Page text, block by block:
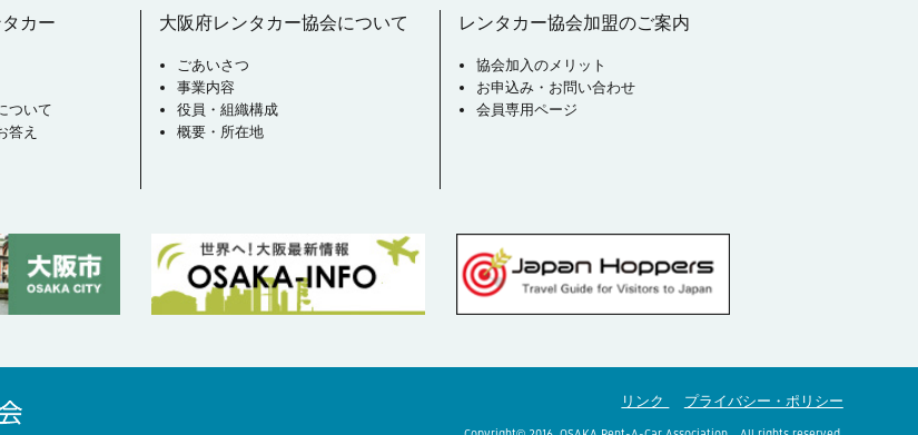
カー
ついて
答え
大阪府レンタカー協会について
ごあいさつ
事業内容
役員・組織構成
概要・所在地
レンタカー協会加盟のご案内
協会加入のメリット
お申込み・お問い合わせ
会員専用ページ
リンク プライバシー・ポリシー